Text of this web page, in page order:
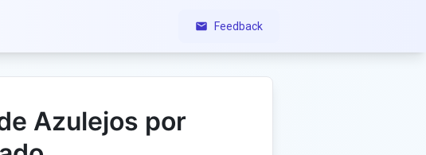
Feedback
Azulejos por